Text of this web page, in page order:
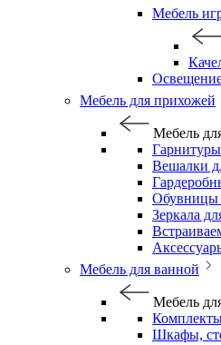
Мебель
Мебель для прихожей
Мебель
Вешалки
Обувницы
Зеркала
Мебель для ванной
Мебель
Шкафы,